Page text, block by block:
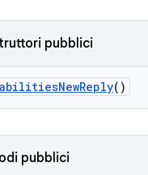
pubblici
NewReply()
pubblici